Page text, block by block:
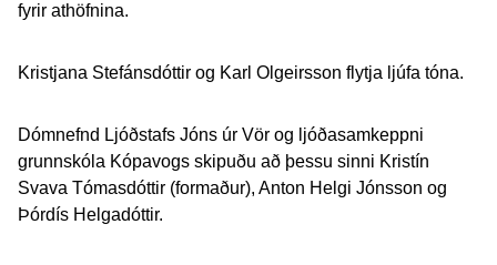
fyrir athöfnina.
Kristjana Stefánsdóttir og Karl Olgeirsson flytja ljúfa tóna.
Dómnefnd Ljóðstafs Jóns úr Vör og ljóðasamkeppni
grunnskóla Kópavogs skipuðu að þessu sinni Kristín
Svava Tómasdóttir (formaður), Anton Helgi Jónsson og
Þórdís Helgadóttir.